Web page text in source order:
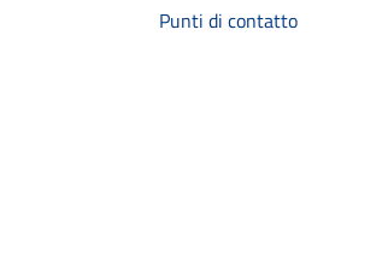
Punti di contatto